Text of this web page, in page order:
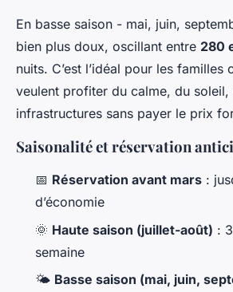
En basse saison - mai, juin,
bien plus doux, oscillant entre 280
nuits. C’est l’idéal pour les familles
veulent profiter du calme, du soleil,
infrastructures sans payer le prix
Saisonalité et réservation
📅 Réservation avant mars :
d’économie
🌞 Haute saison (juillet-août) :
semaine
🌤️ Basse saison (mai, juin,